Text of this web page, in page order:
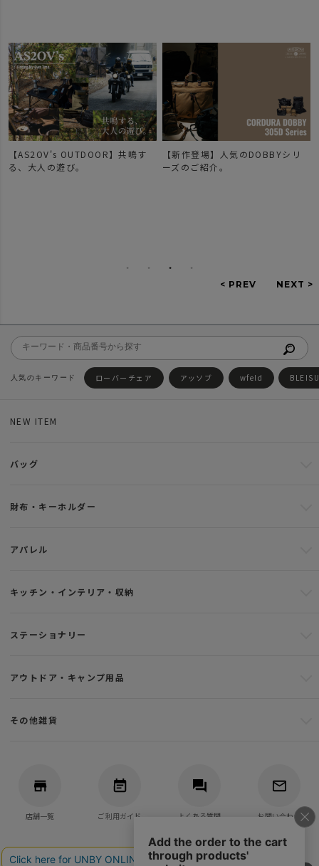
【AS2OV's OUTDOOR】共鳴す
る、大人の遊び。
【新作登場】人気のDOBBYシリ
ーズのご紹介。
ローバーチェア アッソブ wfeld
NEW ITEM
バッグ
財布・キーホルダー
アパレル
キッチン・インテリア・収納
ステーショナリー
アウトドア・キャンプ用品
その他雑貨
店舗一覧 ご利用ガイド よくある質問 お問い合わせ